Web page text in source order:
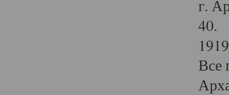
г.
40.
Все